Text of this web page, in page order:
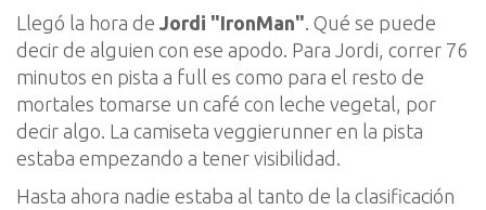
Llegó la hora de Jordi "IronMan" . Qué se puede
decir de alguien con ese apodo. Para Jordi, correr 76
minutos en pista a full es como para el resto de
mortales tomarse un café con leche vegetal , por
decir algo. La camiseta veggierunner en la pista
estaba empezando a tener visibilidad.
Hasta ahora nadie estaba al tanto de la clasificación